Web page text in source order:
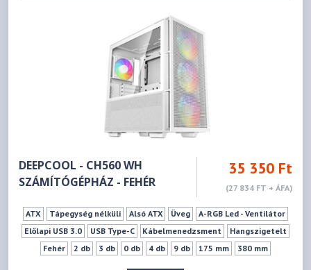
DEEPCOOL - CH560 WH
SZÁMÍTÓGÉPHÁZ - FEHÉR
35 350 Ft
(27 834 FT + ÁFA)
ATX Tápegység nélküli Alsó ATX Üveg
A-RGB Led - Ventilátor
Előlapi USB 3.0
USB Type-C Kábelmenedzsment
Hangszigetelt
Fehér
2 db 3 db 0 db 4 db 9 db 175 mm 380 mm